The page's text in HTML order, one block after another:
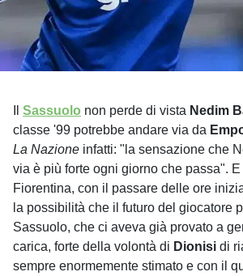
IlSassuolo non perde di vista Nedim
classe '99 potrebbe andare via da
La Nazione infatti: "la sensazione che
via è più forte ogni giorno che passa".
Fiorentina, con il passare delle ore
la possibilità che il futuro del giocatore
Sassuolo, che ci aveva già provato a
carica, forte della volontà di Dionisi di
sempre enormemente stimato e con il